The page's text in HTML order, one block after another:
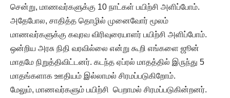
சென்று, மாணவர்களுக்கு 10 நாட்கள் பயிற்சி அளிப்போம்.
அதேபோல, சாதித்த தொழில் முனைவோர் மூலம்
மாணவர்களுக்கு கவுரவ விரிவுரையாளர் பயிற்சி அளிப்போம்.
ஒன்றிய அரசு நிதி வரவில்லை என்று கூறி எங்களை ஜூன்
மாதமே நிறுத்திவிட்டனர். கடந்த ஏப்ரல் மாதத்தில் இருந்து 5
மாதங்களாக ஊதியம் இல்லாமல் சிரமப்படுகிறோம்.
மேலும், மாணவர்களும் பயிற்சி பெறாமல் சிரமப்படுகின்றனர்.